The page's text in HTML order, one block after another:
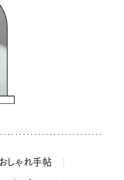
しゃれ手帖